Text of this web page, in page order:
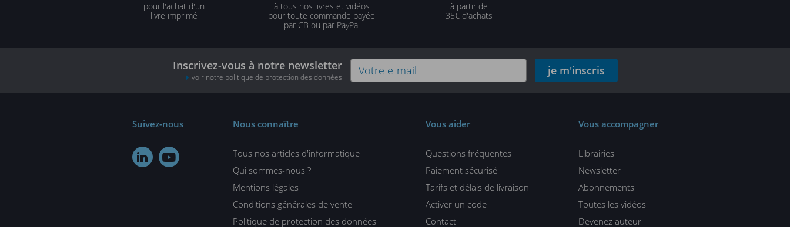
pour l'achat d'un
livre imprimé
à tous nos livres et vidéos
pour toute commande payée
par CB ou par PayPal
à partir de
35€ d'achats
Inscrivez-vous à notre newsletter
voir notre politique de protection des données je m'inscris
Suivez-nous
 
Nous connaître
Tous nos articles d'informatique
Qui sommes-nous ?
Mentions légales
Conditions générales de vente
Politique de protection des données
Vous aider
Questions fréquentes
Paiement sécurisé
Tarifs et délais de livraison
Activer un code
Contact
Vous accompagner
Librairies
Newsletter
Abonnements
Toutes les vidéos
Devenez auteur